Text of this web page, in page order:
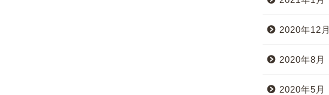
2020年12月
2020年8月
2020年5月